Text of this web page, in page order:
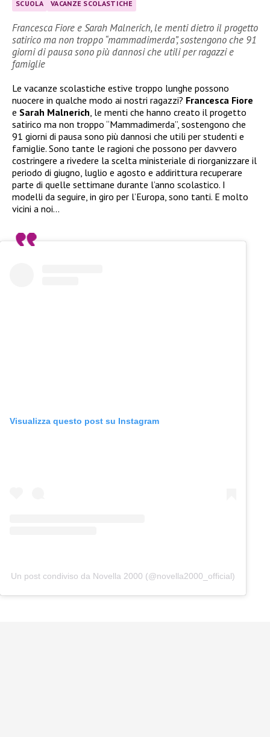
SCUOLA VACANZE SCOLASTICHE
Francesca Fiore e Sarah Malnerich, le menti dietro il progetto
satirico ma non troppo “mammadimerda”, sostengono che 91
giorni di pausa sono più dannosi che utili per ragazzi e
famiglie
Le vacanze scolastiche estive troppo lunghe possono
nuocere in qualche modo ai nostri ragazzi? Francesca Fiore
e Sarah Malnerich, le menti che hanno creato il progetto
satirico ma non troppo “Mammadimerda”, sostengono che
91 giorni di pausa sono più dannosi che utili per studenti e
famiglie. Sono tante le ragioni che possono per davvero
costringere a rivedere la scelta ministeriale di riorganizzare il
periodo di giugno, luglio e agosto e addirittura recuperare
parte di quelle settimane durante l’anno scolastico. I
modelli da seguire, in giro per l’Europa, sono tanti. E molto
vicini a noi…
Visualizza questo post su Instagram
Un post condiviso da Novella 2000 (@novella2000_official)